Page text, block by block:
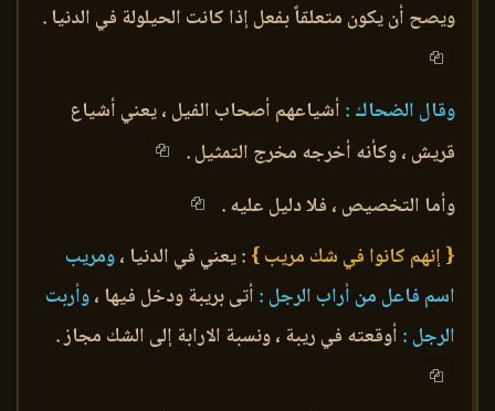
ويصح أن يكون متعلقاً بفعل إذا كانت الحيلولة في الدنيا .
وقال الضحاك : أشياعهم أصحاب الفيل ، يعني أشياع
قريش ، وكأنه أخرجه مخرج التمثيل .
وأما التخصيص ، فلا دليل عليه .
{ إنهم كانوا في شك مريب } : يعني في الدنيا ،ومريب
اسم فاعل من أراب الرجل : أتى بريبة ودخل فيها ،وأربت
الرجل : أوقعته في ريبة ، ونسبة الارابة إلى الشك مجاز .